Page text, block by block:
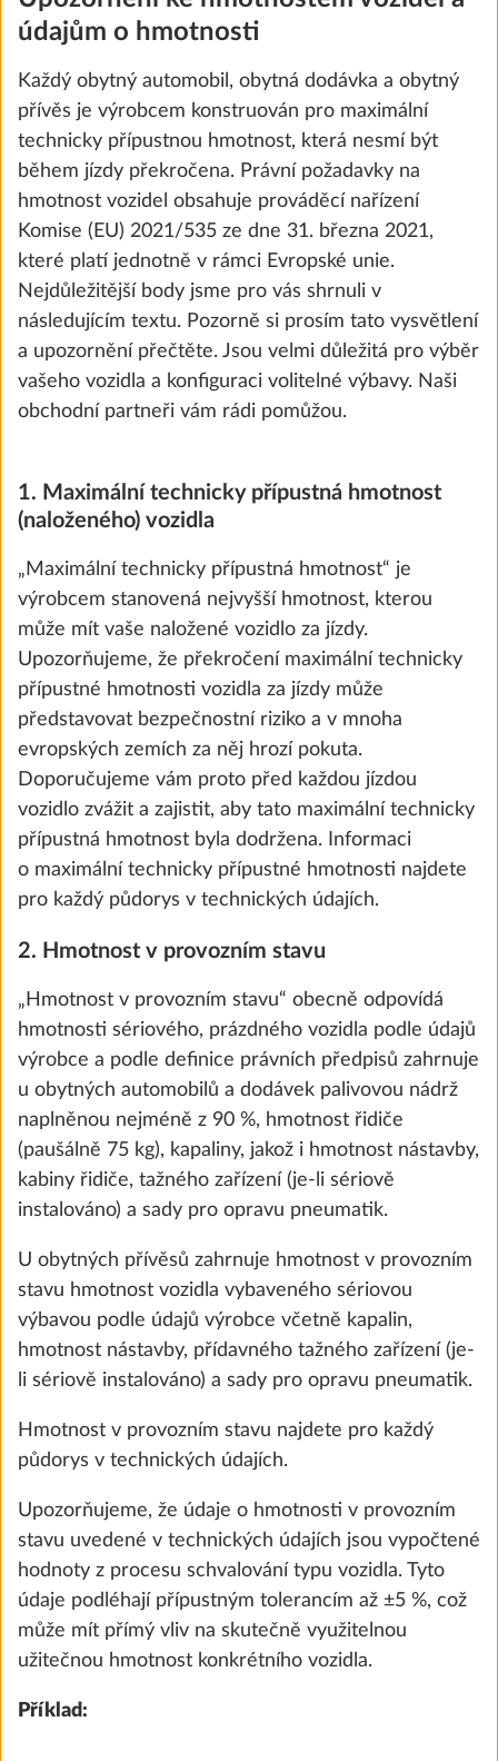
Fahrradträger THULE, für Deichsel, 2
11 000 Kč
KROK 3 Z 8
Čalounění
Puno
SÉRIOVĚ
Terzo
7 800 Kč
Přidat
KROK 4 Z 8
Obytná výbava
údajům o hmotnosti
Každý obytný automobil, obytná dodávka a obytný
přívěs je výrobcem konstruován pro maximální
technicky přípustnou hmotnost, která nesmí být
během jízdy překročena. Právní požadavky na
hmotnost vozidel obsahuje prováděcí nařízení
Komise (EU) 2021/535 ze dne 31. března 2021,
které platí jednotně v rámci Evropské unie.
Nejdůležitější body jsme pro vás shrnuli v
následujícím textu. Pozorně si prosím tato vysvětlení
a upozornění přečtěte. Jsou velmi důležitá pro výběr
vašeho vozidla a konfiguraci volitelné výbavy. Naši
obchodní partneři vám rádi pomůžou.
1. Maximální technicky přípustná hmotnost
(naloženého) vozidla
„Maximální technicky přípustná hmotnost“ je
výrobcem stanovená nejvyšší hmotnost, kterou
může mít vaše naložené vozidlo za jízdy.
Upozorňujeme, že překročení maximální technicky
přípustné hmotnosti vozidla za jízdy může
představovat bezpečnostní riziko a v mnoha
evropských zemích za něj hrozí pokuta.
Doporučujeme vám proto před každou jízdou
vozidlo zvážit a zajistit, aby tato maximální technicky
přípustná hmotnost byla dodržena. Informaci
o maximální technicky přípustné hmotnosti najdete
pro každý půdorys v technických údajích.
2. Hmotnost v provozním stavu
„Hmotnost v provozním stavu“ obecně odpovídá
hmotnosti sériového, prázdného vozidla podle údajů
výrobce a podle definice právních předpisů zahrnuje
u obytných automobilů a dodávek palivovou nádrž
naplněnou nejméně z 90 %, hmotnost řidiče
(paušálně 75 kg), kapaliny, jakož i hmotnost nástavby,
kabiny řidiče, tažného zařízení (je-li sériově
instalováno) a sady pro opravu pneumatik.
U obytných přívěsů zahrnuje hmotnost v provozním
stavu hmotnost vozidla vybaveného sériovou
výbavou podle údajů výrobce včetně kapalin,
hmotnost nástavby, přídavného tažného zařízení (je-
li sériově instalováno) a sady pro opravu pneumatik.
Hmotnost v provozním stavu najdete pro každý
půdorys v technických údajích.
Upozorňujeme, že údaje o hmotnosti v provozním
stavu uvedené v technických údajích jsou vypočtené
hodnoty z procesu schvalování typu vozidla. Tyto
údaje podléhají přípustným tolerancím až ±5 %, což
může mít přímý vliv na skutečně využitelnou
užitečnou hmotnost konkrétního vozidla.
Příklad: